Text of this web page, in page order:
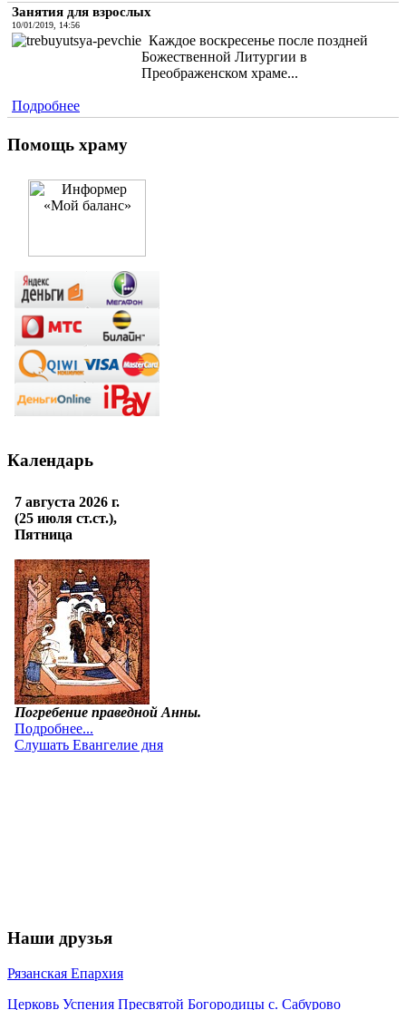
Занятия для взрослых
10/01/2019, 14:56
Каждое воскресенье после поздней
Божественной Литургии в
Преображенском храме...
Подробнее
Помощь храму
Календарь
Наши друзья
Рязанская Епархия
Церковь Успения Пресвятой Богородицы с. Сабурово